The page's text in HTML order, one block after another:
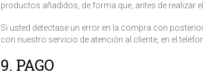
productos añadidos, de forma que, antes de realizar
Si usted detectase un error en la compra con
con nuestro servicio de atención al cliente, en el
9. PAGO